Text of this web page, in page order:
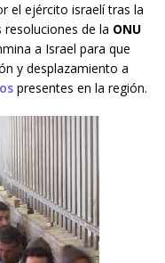
el ejército israelí tras la
de la ONU
a Israel para que
y desplazamiento a
presentes en la región.